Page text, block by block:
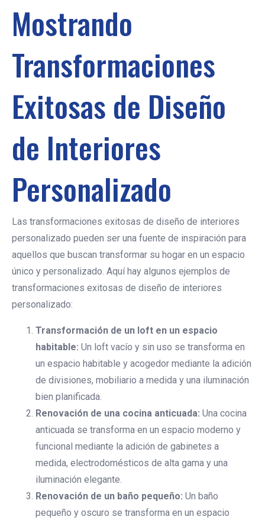
Mostrando
Transformaciones
Exitosas de Diseño
de Interiores
Personalizado
Las transformaciones exitosas de diseño de interiores
personalizado pueden ser una fuente de inspiración para
aquellos que buscan transformar su hogar en un espacio
único y personalizado. Aquí hay algunos ejemplos de
transformaciones exitosas de diseño de interiores
personalizado:
Transformación de un loft en un espacio
habitable: Un loft vacío y sin uso se transforma en
un espacio habitable y acogedor mediante la adición
de divisiones, mobiliario a medida y una iluminación
bien planificada.
Renovación de una cocina anticuada: Una cocina
anticuada se transforma en un espacio moderno y
funcional mediante la adición de gabinetes a
medida, electrodomésticos de alta gama y una
iluminación elegante.
Renovación de un baño pequeño: Un baño
pequeño y oscuro se transforma en un espacio